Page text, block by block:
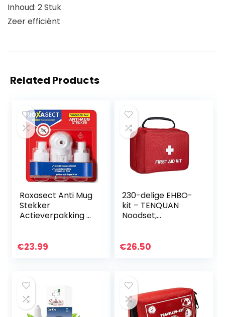
Inhoud: 2 Stuk
Zeer efficiënt
Related Products
Roxasect Anti Mug
Stekker
Actieverpakking 2
€23.99
230-delige EHBO-
kit – TENQUAN
Noodset,
Geschikt voor
€26.50